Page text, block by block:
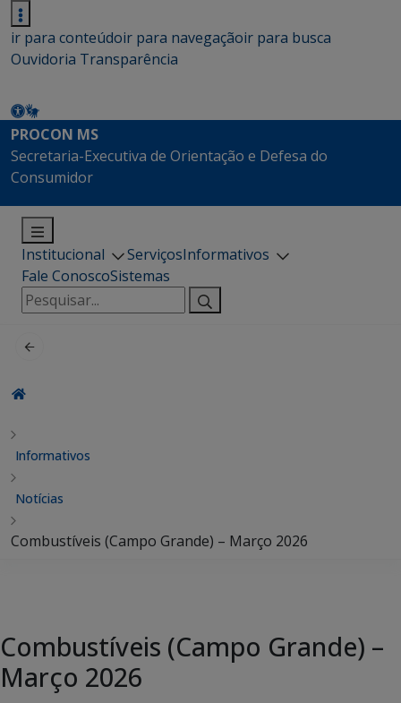
ir para conteúdoir para navegaçãoir para busca
Ouvidoria Transparência
PROCON MS
Secretaria-Executiva de Orientação e Defesa do
Consumidor
Institucional ServiçosInformativos
Fale ConoscoSistemas
Pesquisar
por:
Informativos
Notícias
Combustíveis (Campo Grande) – Março 2026
Combustíveis (Campo Grande) –
Março 2026